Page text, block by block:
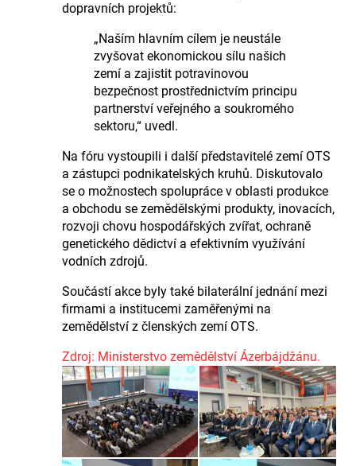
dopravních projektů:
„Naším hlavním cílem je neustále
zvyšovat ekonomickou sílu našich
zemí a zajistit potravinovou
bezpečnost prostřednictvím principu
partnerství veřejného a soukromého
sektoru,“ uvedl.
Na fóru vystoupili i další představitelé zemí OTS
a zástupci podnikatelských kruhů. Diskutovalo
se o možnostech spolupráce v oblasti produkce
a obchodu se zemědělskými produkty, inovacích,
rozvoji chovu hospodářských zvířat, ochraně
genetického dědictví a efektivním využívání
vodních zdrojů.
Součástí akce byly také bilaterální jednání mezi
firmami a institucemi zaměřenými na
zemědělství z členských zemí OTS.
Zdroj: Ministerstvo zemědělství Ázerbájdžánu.